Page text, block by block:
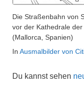
Die Straßenbahn von
vor der Kathedrale der
(Mallorca, Spanien)
In Ausmalbilder von
Du kannst sehen